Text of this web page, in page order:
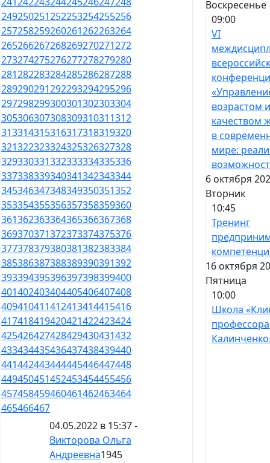
249250251252253254255256
257258259260261262263264
265266267268269270271272
273274275276277278279280
281282283284285286287288
289290291292293294295296
297298299300301302303304
305306307308309310311312
313314315316317318319320
321322323324325326327328
329330331332333334335336
337338339340341342343344
345346347348349350351352
353354355356357358359360
361362363364365366367368
369370371372373374375376
377378379380381382383384
385386387388389390391392
393394395396397398399400
401402403404405406407408
409410411412413414415416
417418419420421422423424
425426427428429430431432
433434435436437438439440
441442443444445446447448
449450451452453454455456
457458459460461462463464
465466467
04.05.2022 в 15:37 -
Викторова Ольга
Андреевна1945
Воскресенье
09:00
VI
возрастом
качеством
в
мире:
6 октября
Вторник
10:45
Тренинг
16 октября
Пятница
10:00
Школа
профессора